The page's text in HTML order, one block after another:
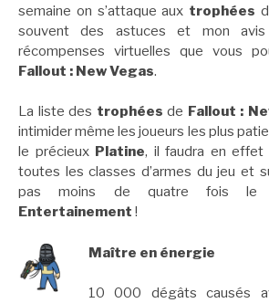
semaine on s’attaque aux trophées
souvent des astuces et mon
récompenses virtuelles que vous
Fallout : New Vegas.
La liste des trophées de Fallout :
intimider même les joueurs les plus
le précieux Platine, il faudra en effet
toutes les classes d’armes du jeu et
pas moins de quatre fois le
Entertainement !
Maître en énergie
10 000 dégâts causés